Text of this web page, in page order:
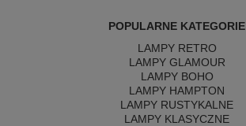
POPULARNE KATEGORIE
LAMPY RETRO
LAMPY GLAMOUR
LAMPY BOHO
LAMPY HAMPTON
LAMPY RUSTYKALNE
LAMPY KLASYCZNE